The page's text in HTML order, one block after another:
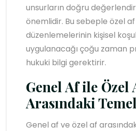
unsurların doğru
önemlidir. Bu sebeple özel af
düzenlemelerinin kişisel
uygulanacağı çoğu zaman
hukuki bilgi gerektirir.
Genel Af ile Özel
Arasındaki
Genel af ve özel af